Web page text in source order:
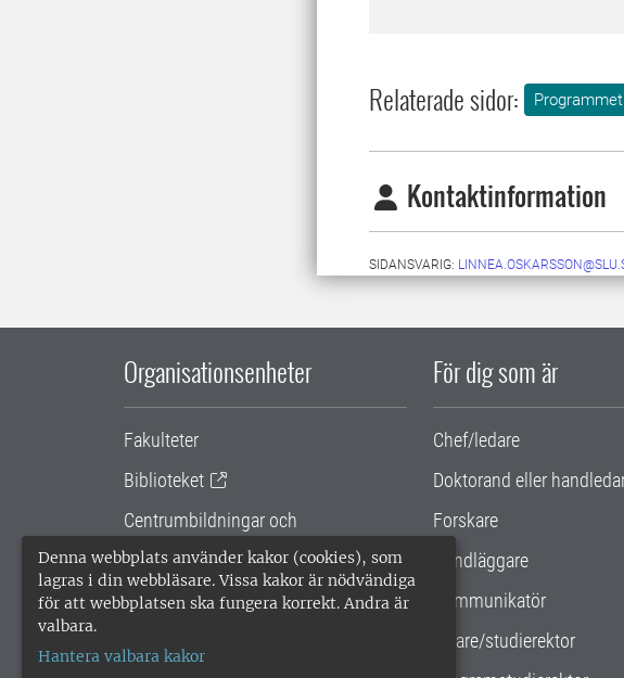
Denna webbplats använder kakor (cookies), som
lagras i din webbläsare. Vissa kakor är nödvändiga
för att webbplatsen ska fungera korrekt. Andra är
valbara.
Hantera valbara kakor
Relaterade sidor:
Kontaktinformation
SIDANSVARIG:
Organisationsenheter
Fakulteter
Biblioteket
Centrumbildningar och
samarbetsprojekt
Gemensamma verksamhetsstödet
För dig som är
Chef/ledare
Doktorand eller
Forskare
Handläggare
Kommunikatör
Lärare/studierektor